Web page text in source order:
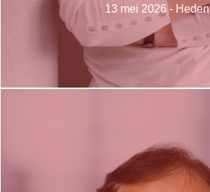
13 mei 2026 - Heden